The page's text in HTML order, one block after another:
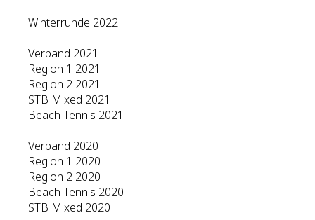
Winterrunde 2022
Verband 2021
Region 1 2021
Region 2 2021
STB Mixed 2021
Beach Tennis 2021
Verband 2020
Region 1 2020
Region 2 2020
Beach Tennis 2020
STB Mixed 2020